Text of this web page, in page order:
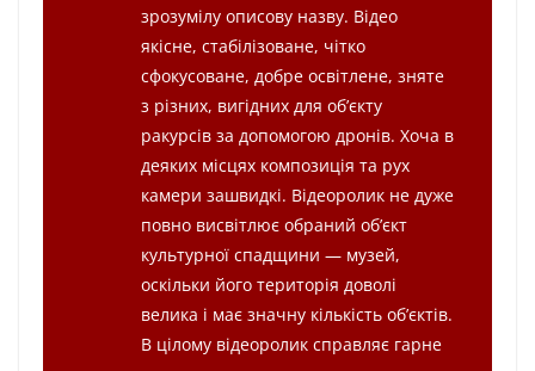
зрозумілу описову назву. Відео
якісне, стабілізоване, чітко
сфокусоване, добре освітлене, зняте
з різних, вигідних для об’єкту
ракурсів за допомогою дронів. Хоча в
деяких місцях композиція та рух
камери зашвидкі. Відеоролик не дуже
повно висвітлює обраний об’єкт
культурної спадщини — музей,
оскільки його територія доволі
велика і має значну кількість об’єктів.
В цілому відеоролик справляє гарне